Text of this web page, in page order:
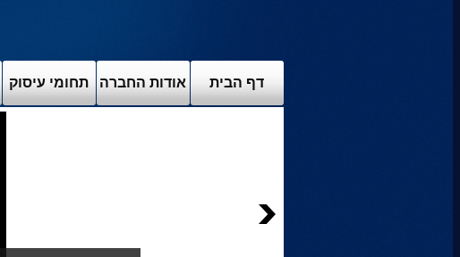
תחומי עיסוק אודות החברה דף הבית